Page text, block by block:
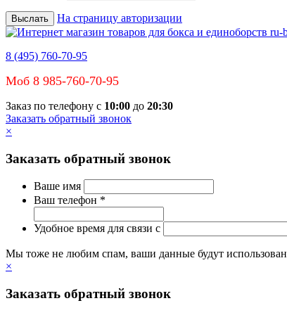
На страницу авторизации
8 (495) 760-70-95
Моб 8 985-760-70-95
Заказ по телефону с 10:00 до 20:30
Заказать обратный звонок
×
Заказать обратный звонок
Ваше имя
Ваш телефон *
Удобное время для связи c
Мы тоже не любим спам, ваши данные будут
×
Заказать обратный звонок